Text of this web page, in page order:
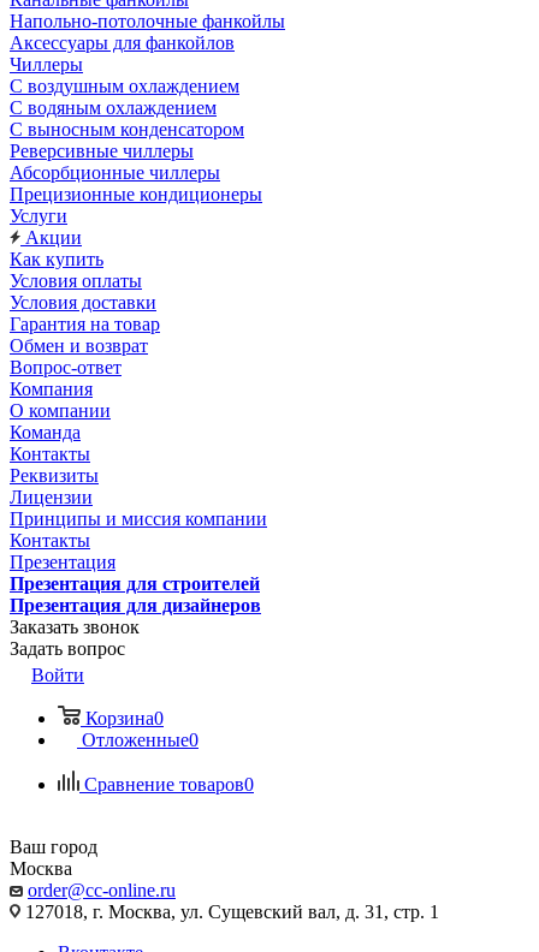
Напольно-потолочные фанкойлы
Аксессуары для фанкойлов
Чиллеры
С воздушным охлаждением
С водяным охлаждением
С выносным конденсатором
Реверсивные чиллеры
Абсорбционные чиллеры
Прецизионные кондиционеры
Услуги
Акции
Как купить
Условия оплаты
Условия доставки
Гарантия на товар
Обмен и возврат
Вопрос-ответ
Компания
О компании
Команда
Контакты
Реквизиты
Лицензии
Принципы и миссия компании
Контакты
Презентация
Презентация для строителей
Презентация для дизайнеров
Заказать звонок
Задать вопрос
Войти
Корзина0
Отложенные0
Сравнение товаров0
Ваш город
Москва
order@cc-online.ru
127018, г. Москва, ул. Сущевский вал, д. 31, стр. 1